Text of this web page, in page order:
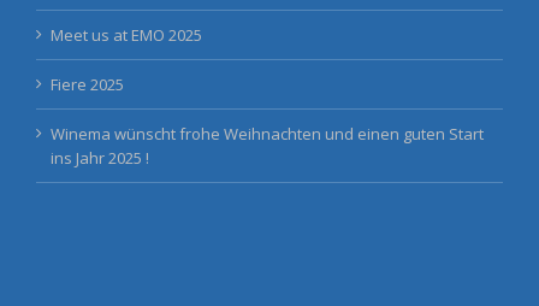
Meet us at EMO 2025
Fiere 2025
Winema wünscht frohe Weihnachten und einen guten Start
ins Jahr 2025 !